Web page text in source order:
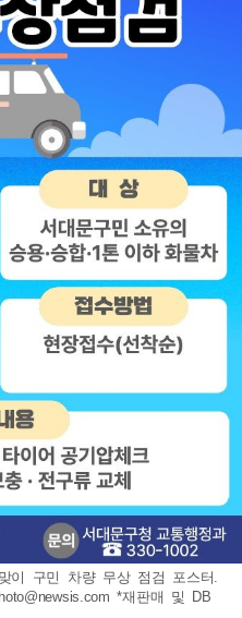
이 구민 차량 무상 점검 포스터.
*재판매 및 DB